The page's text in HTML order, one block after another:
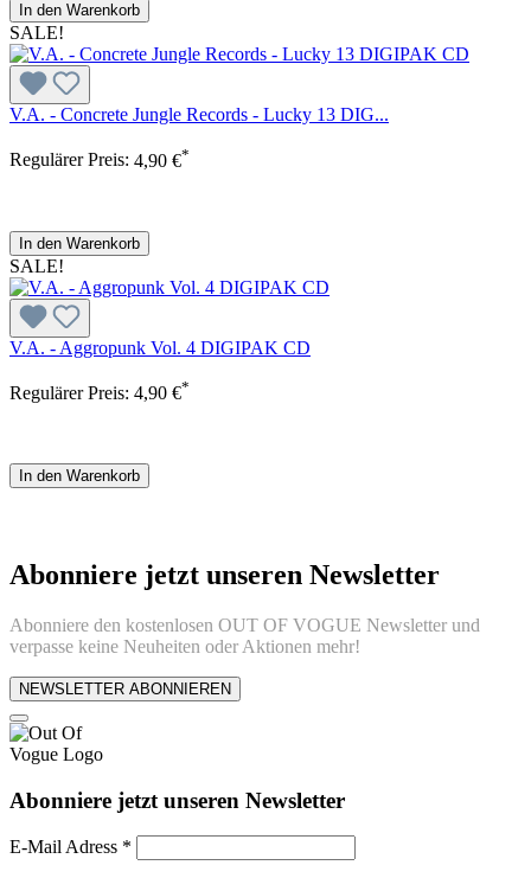
In den Warenkorb
SALE!
V.A. - Concrete Jungle Records - Lucky 13 DIG...
Regulärer Preis: 4,90 €*
In den Warenkorb
SALE!
V.A. - Aggropunk Vol. 4 DIGIPAK CD
Regulärer Preis: 4,90 €*
In den Warenkorb
Abonniere jetzt unseren Newsletter
Abonniere den kostenlosen OUT OF VOGUE Newsletter und
verpasse keine Neuheiten oder Aktionen mehr!
NEWSLETTER ABONNIEREN
Abonniere jetzt unseren Newsletter
E-Mail Adress *